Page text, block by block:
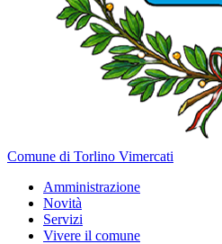
Comune di Torlino Vimercati
Amministrazione
Novità
Servizi
Vivere il comune